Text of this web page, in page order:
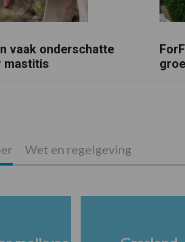
vaak onderschatte
mastitis
Wet en regelgeving